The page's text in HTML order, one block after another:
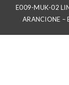
E009-MUK-02
ARANCIONE